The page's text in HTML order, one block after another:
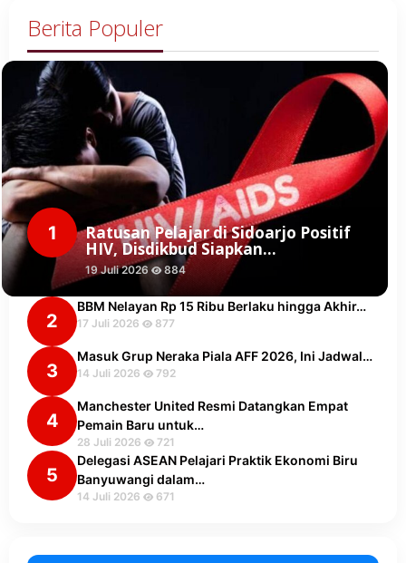
Berita Populer
1 Ratusan Pelajar di Sidoarjo Positif
HIV, Disdikbud Siapkan…
19 Juli 2026 884
2
BBM Nelayan Rp 15 Ribu Berlaku hingga Akhir…
17 Juli 2026 877
3
Masuk Grup Neraka Piala AFF 2026, Ini Jadwal…
14 Juli 2026 792
4
Manchester United Resmi Datangkan Empat
Pemain Baru untuk…
28 Juli 2026 721
5
Delegasi ASEAN Pelajari Praktik Ekonomi Biru
Banyuwangi dalam…
14 Juli 2026 671